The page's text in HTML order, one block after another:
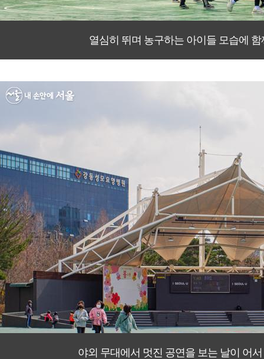
열심히 뛰며 농구하는 아이들 모습에
야외 무대에서 멋진 공연을 보는 날이 어